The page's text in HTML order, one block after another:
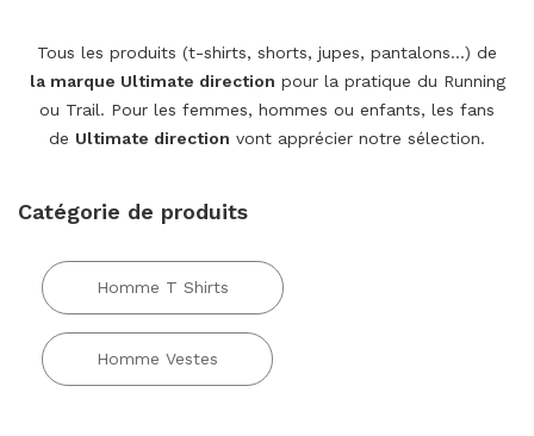
Tous les produits (t-shirts, shorts, jupes, pantalons...) de
la marque Ultimate direction pour la pratique du Running
ou Trail. Pour les femmes, hommes ou enfants, les fans
de Ultimate direction vont apprécier notre sélection.
Catégorie de produits
Homme T Shirts
Homme Vestes